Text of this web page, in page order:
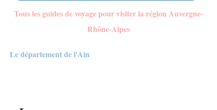
Tous les guides de voyage pour visiter la région Auvergne-
Rhône-Alpes
Le département de l'Ain